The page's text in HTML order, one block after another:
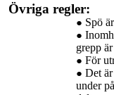
Övriga regler:
Spö
grepp
För
Det
under